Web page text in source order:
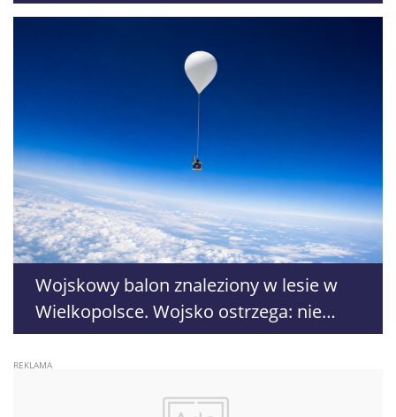
Wojskowy balon znaleziony w lesie w
Wielkopolsce. Wojsko ostrzega: nie
dotykać